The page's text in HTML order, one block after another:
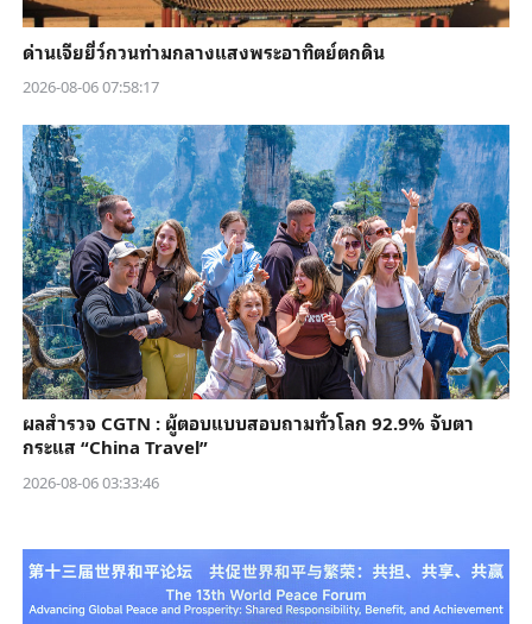
ด่านเจียยี่ว์กวนท่ามกลางแสงพระอาทิตย์ตกดิน
2026-08-06 07:58:17
ผลสำรวจ CGTN : ผู้ตอบแบบสอบถามทั่วโลก 92.9% จับตา
กระแส “China Travel”
2026-08-06 03:33:46